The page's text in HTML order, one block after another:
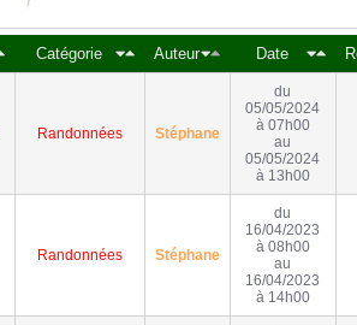
Catégorie Auteur Date
Randonnées Stéphane
du
05/05/2024
à 07h00
au
05/05/2024
à 13h00
Randonnées Stéphane
du
16/04/2023
à 08h00
au
16/04/2023
à 14h00